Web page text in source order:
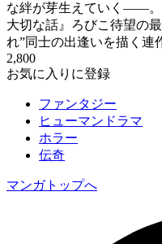
な絆が芽生えていく――。
大切な話』ろびこ待望の
れ”同士の出逢いを描く連
2,800
お気に入りに登録
ファンタジー
ヒューマンドラマ
ホラー
伝奇
マンガトップへ